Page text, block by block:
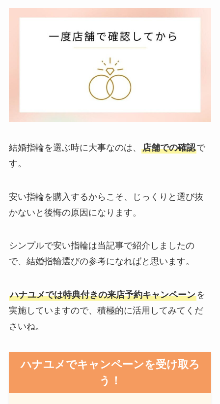
結婚指輪を選ぶ時に大事なのは、 店舗での確認で
す。
安い指輪を購入するからこそ、じっくりと選び抜
かないと後悔の原因になります。
シンプルで安い指輪は当記事で紹介しましたの
で、結婚指輪選びの参考になればと思います。
ハナユメでは特典付きの来店予約キャンペーンを
実施していますので、積極的に活用してみてくだ
さいね。
ハナユメでキャンペーンを受け取ろ
う！